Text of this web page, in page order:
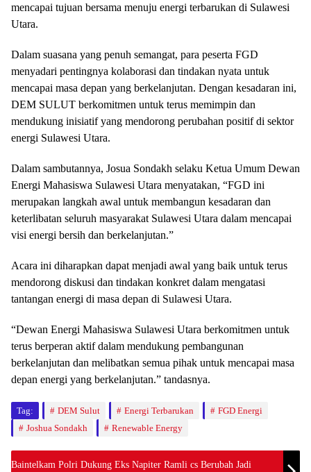
mencapai tujuan bersama menuju energi terbarukan di Sulawesi
Utara.
Dalam suasana yang penuh semangat, para peserta FGD
menyadari pentingnya kolaborasi dan tindakan nyata untuk
mencapai masa depan yang berkelanjutan. Dengan kesadaran ini,
DEM SULUT berkomitmen untuk terus memimpin dan
mendukung inisiatif yang mendorong perubahan positif di sektor
energi Sulawesi Utara.
Dalam sambutannya, Josua Sondakh selaku Ketua Umum Dewan
Energi Mahasiswa Sulawesi Utara menyatakan, “FGD ini
merupakan langkah awal untuk membangun kesadaran dan
keterlibatan seluruh masyarakat Sulawesi Utara dalam mencapai
visi energi bersih dan berkelanjutan.”
Acara ini diharapkan dapat menjadi awal yang baik untuk terus
mendorong diskusi dan tindakan konkret dalam mengatasi
tantangan energi di masa depan di Sulawesi Utara.
“Dewan Energi Mahasiswa Sulawesi Utara berkomitmen untuk
terus berperan aktif dalam mendukung pembangunan
berkelanjutan dan melibatkan semua pihak untuk mencapai masa
depan energi yang berkelanjutan.” tandasnya.
Tag: DEM Sulut Energi Terbarukan
FGD Energi
Joshua Sondakh
Renewable Energy
Baintelkam Polri Dukung Eks Napiter Ramli cs Berubah Jadi